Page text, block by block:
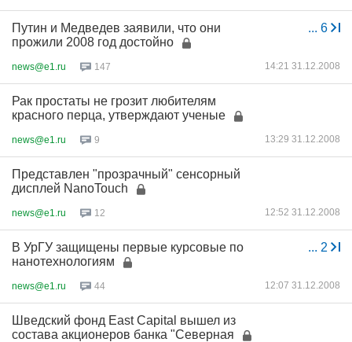
... 6
Путин и Медведев заявили, что они
прожили 2008 год достойно
news@e1.ru 147 14:21 31.12.2008
Рак простаты не грозит любителям
красного перца, утверждают ученые
news@e1.ru 9 13:29 31.12.2008
Представлен "прозрачный" сенсорный
дисплей NanoTouch
news@e1.ru 12 12:52 31.12.2008
... 2
В УрГУ защищены первые курсовые по
нанотехнологиям
news@e1.ru 44 12:07 31.12.2008
Шведский фонд East Capital вышел из
состава акционеров банка "Северная